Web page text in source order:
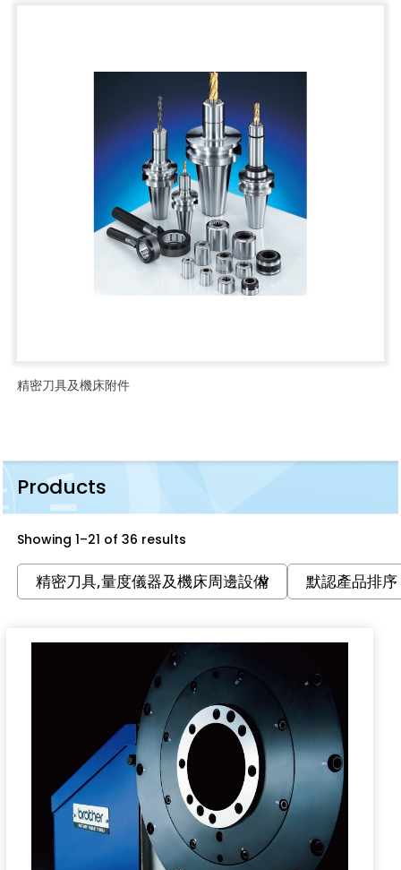
精密刀具及機床附件
Products
Showing 1–21 of 36 results